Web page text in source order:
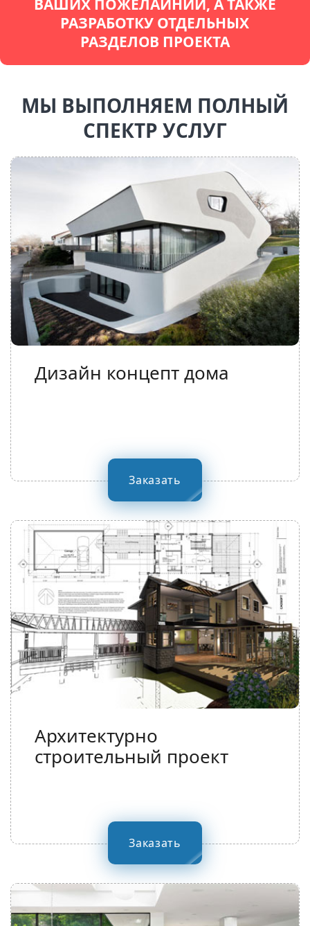
ВАШИХ ПОЖЕЛАЙНИЙ, А ТАКЖЕ
РАЗРАБОТКУ ОТДЕЛЬНЫХ
РАЗДЕЛОВ ПРОЕКТА
МЫ ВЫПОЛНЯЕМ ПОЛНЫЙ
СПЕКТР УСЛУГ
Дизайн концепт дома
Заказать
Архитектурно
строительный проект
Заказать